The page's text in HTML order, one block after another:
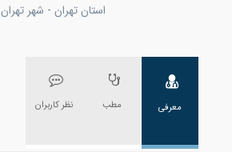
استان تهران - شهر تهران
معرفی مطب نظر کاربران